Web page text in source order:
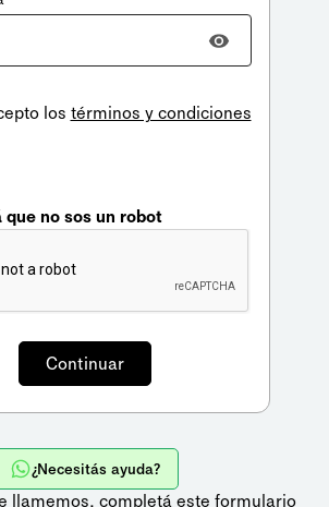
los términos y condiciones
que no sos un robot
¿Necesitás ayuda?
llamemos, completá este formulario